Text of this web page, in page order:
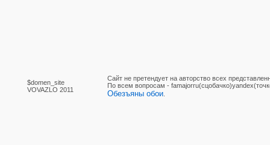
$domen_site
VOVAZLO 2011
Сайт не претендует на авторство всех
По вcем вопросам -
Обезъяны обои